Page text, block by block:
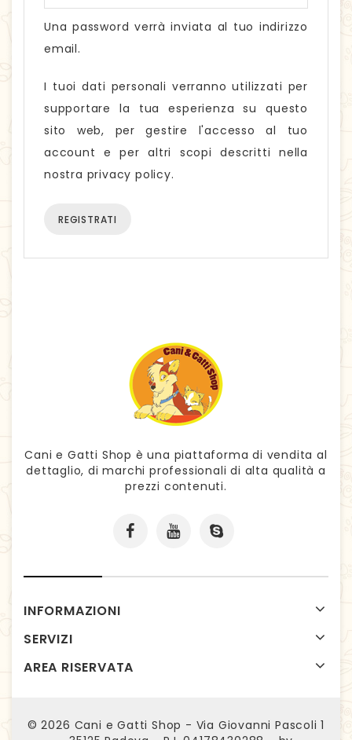
Una password verrà inviata al tuo indirizzo
email.
I tuoi dati personali verranno utilizzati per
supportare la tua esperienza su questo
sito web, per gestire l'accesso al tuo
account e per altri scopi descritti nella
nostra privacy policy.
REGISTRATI
Cani e Gatti Shop è una piattaforma di vendita al
dettaglio, di marchi professionali di alta qualità a
prezzi contenuti.
INFORMAZIONI
SERVIZI
AREA RISERVATA
© 2026 Cani e Gatti Shop - Via Giovanni Pascoli 1